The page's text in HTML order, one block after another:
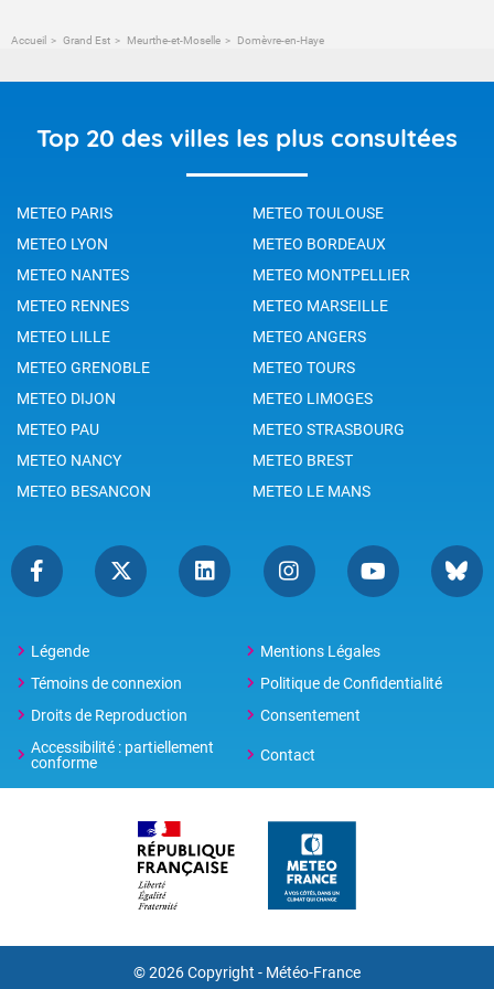
Accueil Grand Est Meurthe-et-Moselle Domèvre-en-Haye
Top 20 des villes les plus consultées
METEO PARIS
METEO TOULOUSE
METEO LYON
METEO BORDEAUX
METEO NANTES
METEO MONTPELLIER
METEO RENNES
METEO MARSEILLE
METEO LILLE
METEO ANGERS
METEO GRENOBLE
METEO TOURS
METEO DIJON
METEO LIMOGES
METEO PAU
METEO STRASBOURG
METEO NANCY
METEO BREST
METEO BESANCON
METEO LE MANS
Légende
Mentions Légales
Témoins de connexion
Politique de Confidentialité
Droits de Reproduction
Consentement
Accessibilité : partiellement
conforme
Contact
© 2026 Copyright - Météo-France